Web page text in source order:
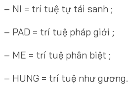
– NI = trí tuệ tự tái sanh ;
– PAD = trí tuệ pháp giới ;
– ME = trí tuệ phân biệt ;
– HUNG = trí tuệ như gương.